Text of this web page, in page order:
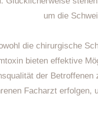
um die
die chirurgische
bieten effektive
der
Facharzt erfolgen,